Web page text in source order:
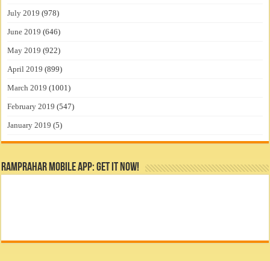
July 2019 (978)
June 2019 (646)
May 2019 (922)
April 2019 (899)
March 2019 (1001)
February 2019 (547)
January 2019 (5)
RamPrahar Mobile App: Get it Now!